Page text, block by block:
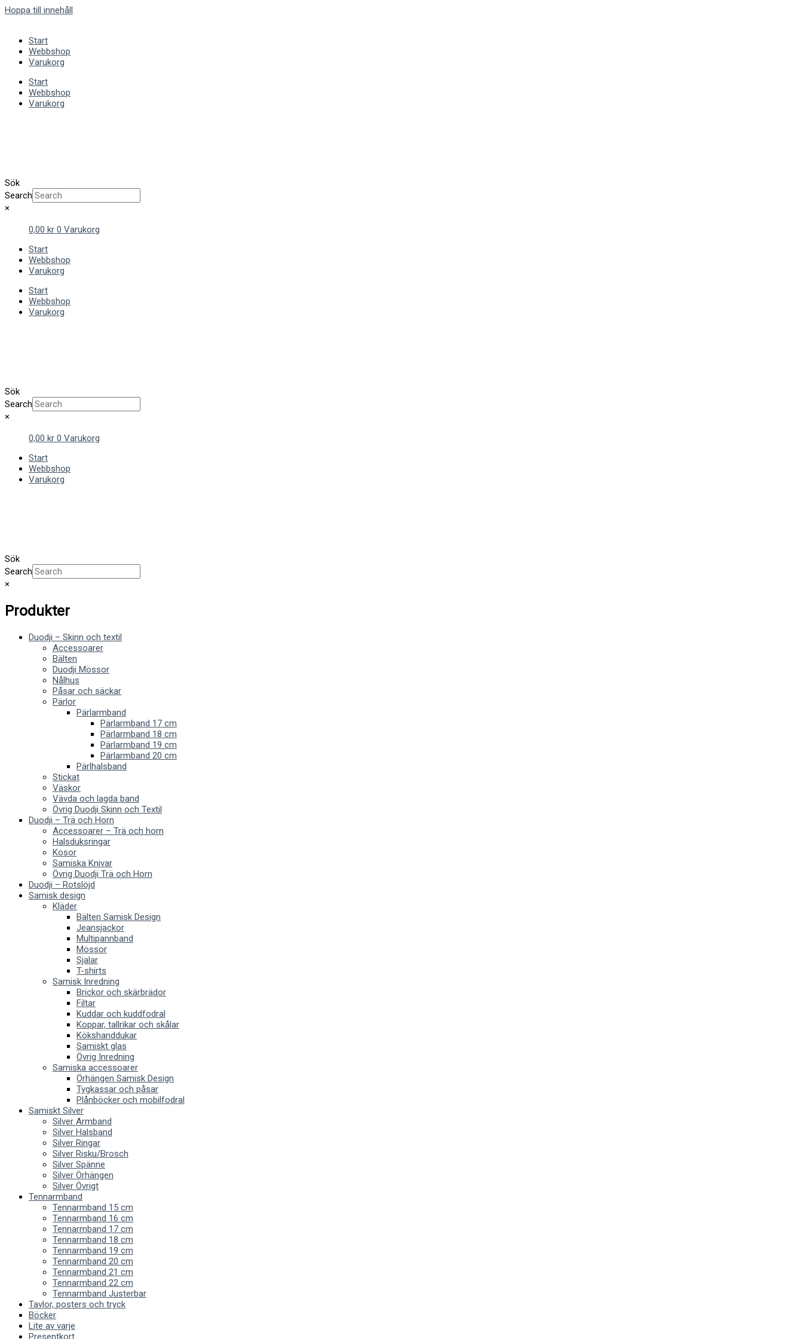
Hoppa till innehåll
Start
Webbshop
Varukorg
Start
Webbshop
Varukorg
Sök
Search
×
0,00 kr 0 Varukorg
Start
Webbshop
Varukorg
Start
Webbshop
Varukorg
Sök
Search
×
0,00 kr 0 Varukorg
Start
Webbshop
Varukorg
Sök
Search
×
Produkter
Duodji – Skinn och textil
Accessoarer
Bälten
Duodji Mössor
Nålhus
Påsar och säckar
Pärlor
Pärlarmband
Pärlarmband 17 cm
Pärlarmband 18 cm
Pärlarmband 19 cm
Pärlarmband 20 cm
Pärlhalsband
Stickat
Väskor
Vävda och lagda band
Övrig Duodji Skinn och Textil
Duodji – Trä och Horn
Accessoarer – Trä och horn
Halsduksringar
Kosor
Samiska Knivar
Övrig Duodji Trä och Horn
Duodji – Rotslöjd
Samisk design
Kläder
Bälten Samisk Design
Jeansjackor
Multipannband
Mössor
Sjalar
T-shirts
Samisk Inredning
Brickor och skärbrädor
Filtar
Kuddar och kuddfodral
Koppar, tallrikar och skålar
Kökshanddukar
Samiskt glas
Övrig Inredning
Samiska accessoarer
Örhängen Samisk Design
Tygkassar och påsar
Plånböcker och mobilfodral
Samiskt Silver
Silver Armband
Silver Halsband
Silver Ringar
Silver Risku/Brosch
Silver Spänne
Silver Örhängen
Silver Övrigt
Tennarmband
Tennarmband 15 cm
Tennarmband 16 cm
Tennarmband 17 cm
Tennarmband 18 cm
Tennarmband 19 cm
Tennarmband 20 cm
Tennarmband 21 cm
Tennarmband 22 cm
Tennarmband Justerbar
Tavlor, posters och tryck
Böcker
Lite av varje